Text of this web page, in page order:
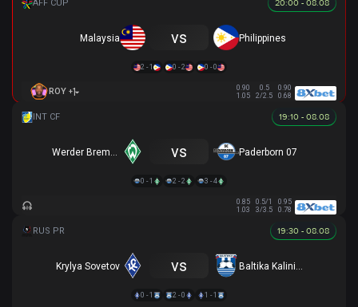
20:00 - 08.08
Malaysia vs Philippines
2 - 1 0 - 2 0 - 0
ROY +1 0.90 0.5
0.90
1.05
2/2.5 0.68
19:10 - 08.08
vs Paderborn 07
0 - 1 2 - 2 3 - 4
0.85 0.5/1
0.95
1.03
3/3.5 0.78
19:30 - 08.08
Krylya Sovetov vs
0 - 1 2 - 0 1 - 1